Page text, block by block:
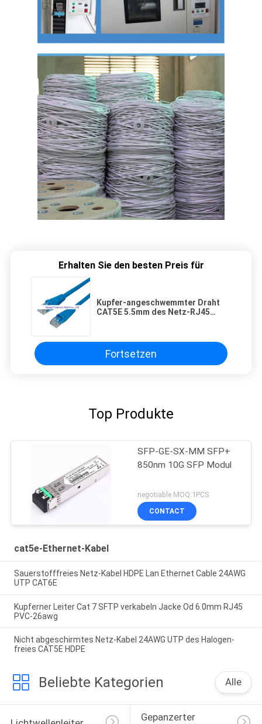
Erhalten Sie den besten Preis für
Kupfer-angeschwemmter Draht
CAT5E 5.5mm des Netz-RJ45
Fortsetzen
Top Produkte
SFP-GE-SX-MM SFP+
850nm 10G SFP Modul
negotiable MOQ:1PCS
CONTACT
cat5e-Ethernet-Kabel
Sauerstofffreies Netz-Kabel HDPE Lan Ethernet Cable 24AWG
UTP CAT6E
Kupferner Leiter Cat 7 SFTP verkabeln Jacke Od 6.0mm RJ45
PVC-26awg
Nicht abgeschirmtes Netz-Kabel 24AWG UTP des Halogen-
freies CAT5E HDPE
Beliebte Kategorien Alle
Gepanzerter